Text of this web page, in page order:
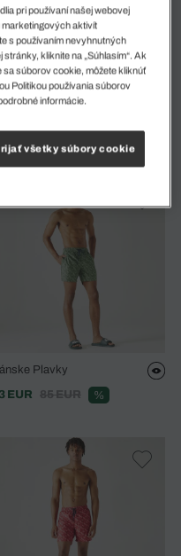
Plavky
Plavky
EUR
85 EUR %
pri používaní našej webovej
marketingových aktivít
s používaním nevyhnutných
kliknite na „Súhlasím“. Ak
súborov cookie, môžete kliknúť
Politikou používania súborov
informácie.
všetky súbory cookie